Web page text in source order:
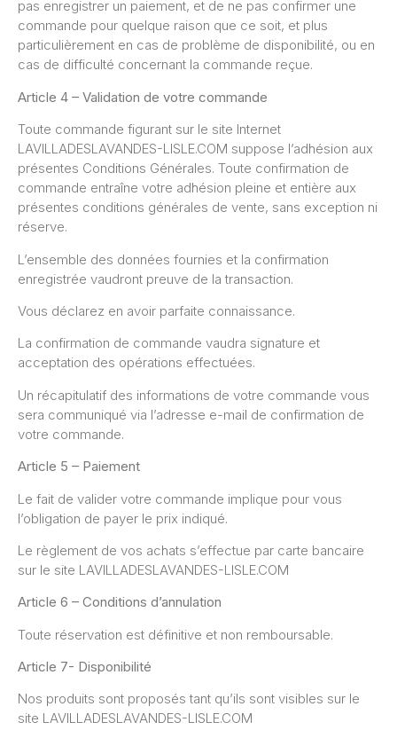
pas enregistrer un paiement, et de ne pas confirmer une
commande pour quelque raison que ce soit, et plus
particulièrement en cas de problème de disponibilité, ou en
cas de difficulté concernant la commande reçue.
Article 4 – Validation de votre commande
Toute commande figurant sur le site Internet
LAVILLADESLAVANDES-LISLE.COM suppose l’adhésion aux
présentes Conditions Générales. Toute confirmation de
commande entraîne votre adhésion pleine et entière aux
présentes conditions générales de vente, sans exception ni
réserve.
L’ensemble des données fournies et la confirmation
enregistrée vaudront preuve de la transaction.
Vous déclarez en avoir parfaite connaissance.
La confirmation de commande vaudra signature et
acceptation des opérations effectuées.
Un récapitulatif des informations de votre commande vous
sera communiqué via l’adresse e-mail de confirmation de
votre commande.
Article 5 – Paiement
Le fait de valider votre commande implique pour vous
l’obligation de payer le prix indiqué.
Le règlement de vos achats s’effectue par carte bancaire
sur le site LAVILLADESLAVANDES-LISLE.COM
Article 6 – Conditions d’annulation
Toute réservation est définitive et non remboursable.
Article 7- Disponibilité
Nos produits sont proposés tant qu’ils sont visibles sur le
site LAVILLADESLAVANDES-LISLE.COM